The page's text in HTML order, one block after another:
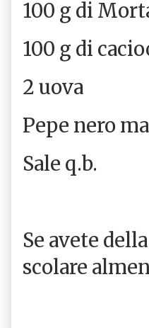
100 g di
100 g di
2 uova
Pepe nero
Sale q.b.
Se avete
scolare